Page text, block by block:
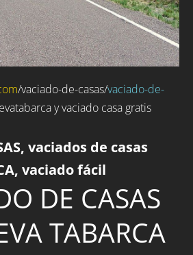
/vaciado-de-casas/vaciado-de-
y vaciado casa gratis
vaciados de casas
vaciado fácil
DE CASAS
TABARCA